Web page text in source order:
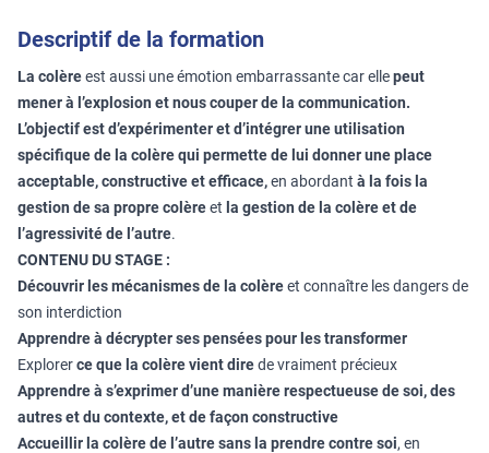
Descriptif de la formation
La colèreest aussi une émotion embarrassante car ellepeut
mener à l’explosion et nous couper de la communication.
L’objectif est d’expérimenter et d’intégrer une utilisation
spécifique de la colère qui permette de lui donner une place
acceptable, constructive et efficace,en abordant à la fois la
gestion de sa propre colèreet la gestion de la colère et de
l’agressivité de l’autre.
CONTENU DU STAGE :
Découvrir les mécanismes de la colèreet connaître les dangers de
son interdiction
Apprendre à décrypter ses pensées pour les transformer
Explorerce que la colère vient direde vraiment précieux
Apprendre à s’exprimer d’une manière respectueuse de soi, des
autres et du contexte, et de façon constructive
Accueillir la colère de l’autre sans la prendre contre soi, en